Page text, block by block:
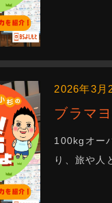
2026年3月
ブラマ
100kgオー
り、旅や人